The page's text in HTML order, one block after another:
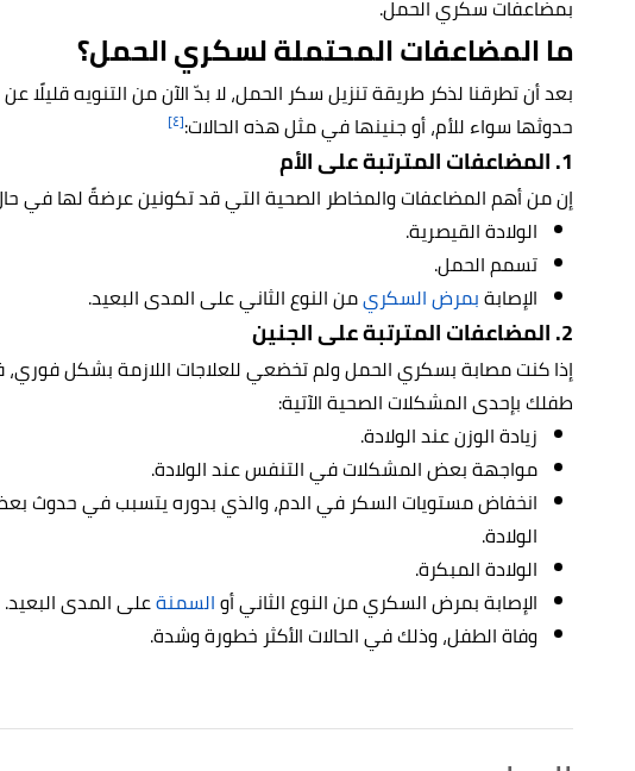
بمضاعفات سكري الحمل.
ما المضاعفات المحتملة لسكري الحمل؟
بعد أن تطرقنا لذكر طريقة تنزيل سكر الحمل، لا بدّ الآن من التنويه
حدوثها سواء للأم، أو جنينها في مثل هذه الحالات:[٤]
1. المضاعفات المترتبة على الأم
إن من أهم المضاعفات والمخاطر الصحية التي قد تكونين عرضةً لها في
الولادة القيصرية.
تسمم الحمل.
الإصابةبمرض السكريمن النوع الثاني على المدى البعيد.
2. المضاعفات المترتبة على الجنين
إذا كنت مصابة بسكري الحمل ولم تخضعي للعلاجات اللازمة بشكل
طفلك بإحدى المشكلات الصحية الآتية:
زيادة الوزن عند الولادة.
مواجهة بعض المشكلات في التنفس عند الولادة.
انخفاض مستويات السكر في الدم، والذي بدوره يتسبب في حدوث
الولادة.
الولادة المبكرة.
الإصابة بمرض السكري من النوع الثاني أوالسمنةعلى المدى البعيد.
وفاة الطفل، وذلك في الحالات الأكثر خطورة وشدة.